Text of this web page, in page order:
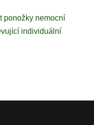
ponožky nemocní
individuální